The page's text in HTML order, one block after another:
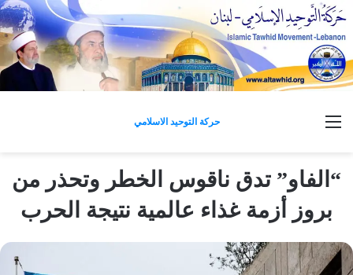
حركة التوحيد الاسلامي القائمة
“الفاو” تدق ناقوس الخطر وتحذر من
بروز أزمة غذاء عالمية نتيجة الحرب